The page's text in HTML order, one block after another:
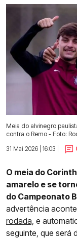
Meia do alvinegro
contra o Remo - Foto:
31 Mai 2026 | 16:03 |
O meia do
amarelo e se
do Campeonato
advertência
rodada, e
seguinte, que será